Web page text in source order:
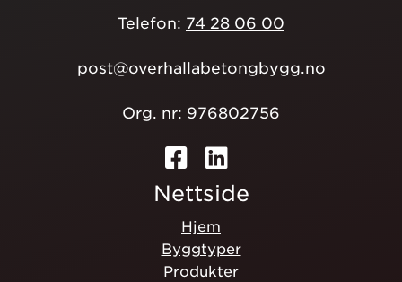
Telefon: 74 28 06 00
post@overhallabetongbygg.no
Org. nr: 976802756
Nettside
Hjem
Byggtyper
Produkter